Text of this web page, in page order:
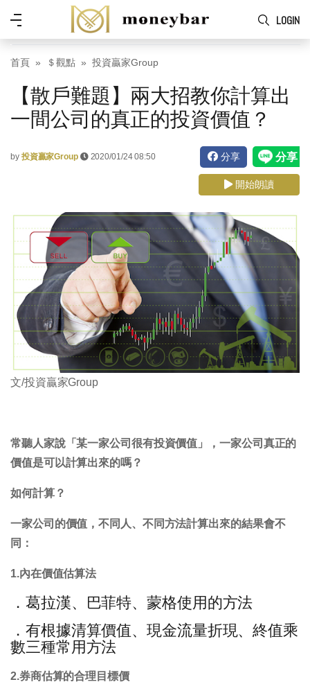
Skip to main content
LOGIN
功
能
表
首頁 ＄觀點 投資贏家Group
【散戶難題】兩大招教你計算出
一間公司的真正的投資價值？
by 投資贏家Group 2020/01/24 08:50 分享
開始朗讀
文/投資贏家Group
常聽人家說「某一家公司很有投資價值」，一家公司真正的
價值是可以計算出來的嗎？
如何計算？
一家公司的價值，不同人、不同方法計算出來的結果會不
同：
1.內在價值估算法
．葛拉漢、巴菲特、蒙格使用的方法
．有根據清算價值、現金流量折現、終值乘
數三種常用方法
2.券商估算的合理目標價